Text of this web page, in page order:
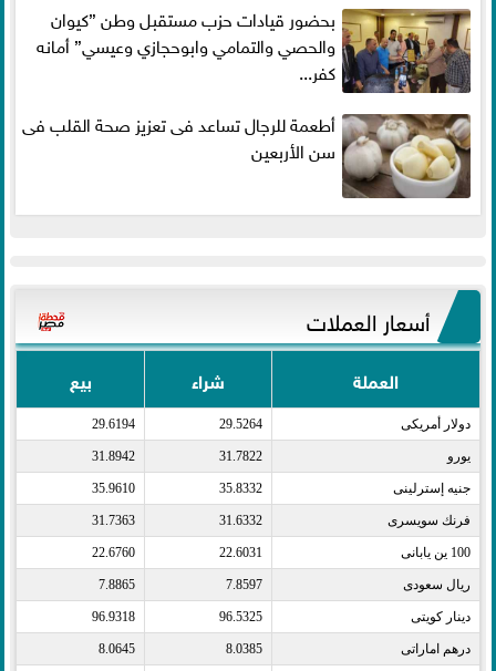
بحضور قيادات حزب مستقبل وطن ”كيوان
والحصي والتمامي وابوحجازي وعيسي” أمانه
كفر...
أطعمة للرجال تساعد فى تعزيز صحة القلب فى
سن الأربعين
أسعار العملات
العملة شراء بيع
دولار أمريكى​ 29.5264
29.6194
يورو​ 31.7822
31.8942
جنيه إسترلينى​ 35.8332
35.9610
فرنك سويسرى​ 31.6332
31.7363
100 ين يابانى​ 22.6031
22.6760
ريال سعودى​ 7.8597
7.8865
دينار كويتى​ 96.5325
96.9318
درهم اماراتى​ 8.0385
8.0645